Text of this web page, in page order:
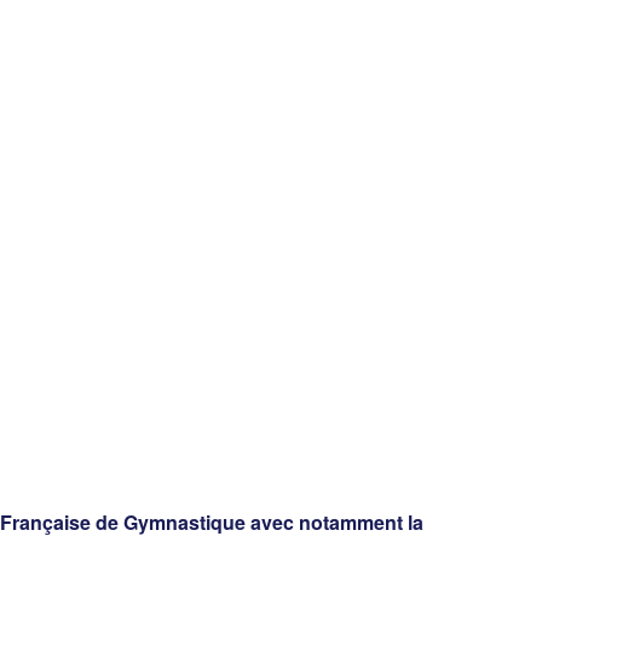
de Gymnastique avec notamment la